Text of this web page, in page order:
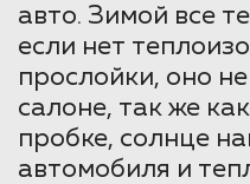
авто. Зимой все
если нет
прослойки, оно
салоне, так же
пробке, солнце
автомобиля и